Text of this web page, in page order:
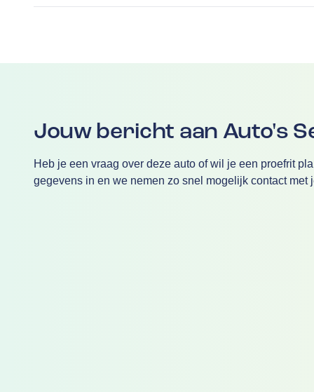
Jouw bericht aan Auto's
Heb je een vraag over deze auto of wil je een proefrit
gegevens in en we nemen zo snel mogelijk contact met